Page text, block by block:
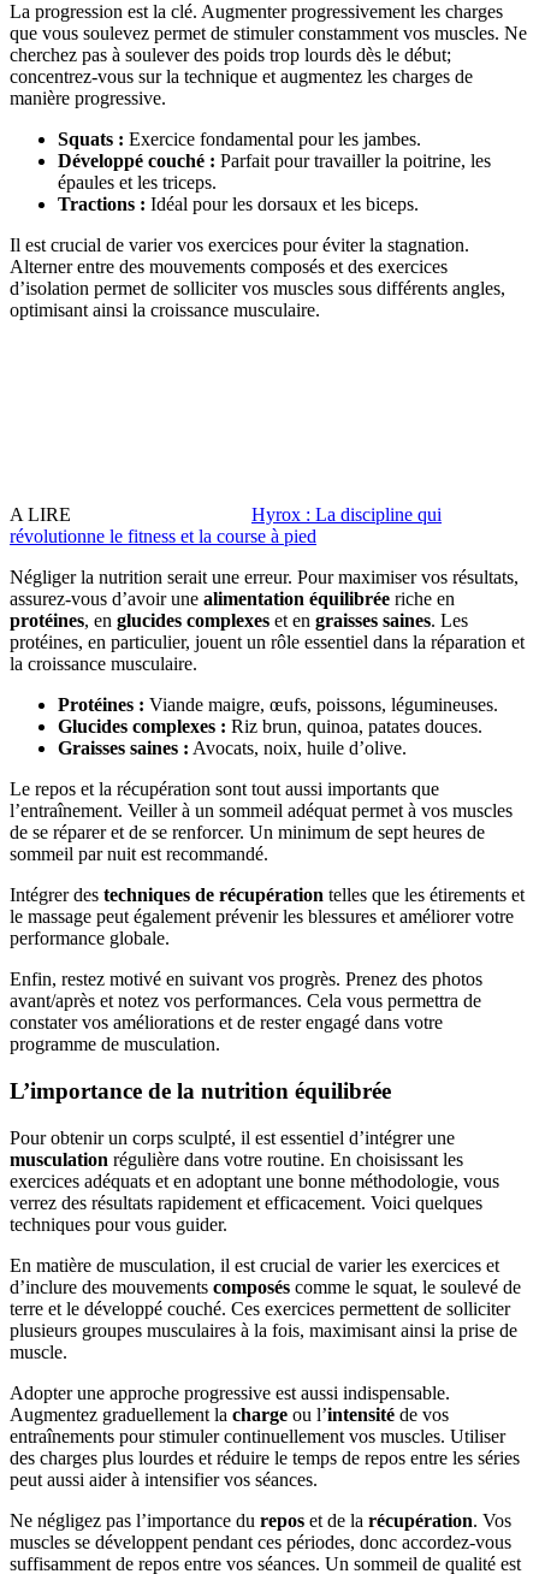
La progression est la clé. Augmenter progressivement les charges
que vous soulevez permet de stimuler constamment vos muscles. Ne
cherchez pas à soulever des poids trop lourds dès le début;
concentrez-vous sur la technique et augmentez les charges de
manière progressive.
Squats : Exercice fondamental pour les jambes.
Développé couché : Parfait pour travailler la poitrine, les
épaules et les triceps.
Tractions : Idéal pour les dorsaux et les biceps.
Il est crucial de varier vos exercices pour éviter la stagnation.
Alterner entre des mouvements composés et des exercices
d’isolation permet de solliciter vos muscles sous différents angles,
optimisant ainsi la croissance musculaire.
A LIRE
Hyrox : La discipline qui
révolutionne le fitness et la course à pied
Négliger la nutrition serait une erreur. Pour maximiser vos résultats,
assurez-vous d’avoir une alimentation équilibrée riche en
protéines, en glucides complexes et en graisses saines. Les
protéines, en particulier, jouent un rôle essentiel dans la réparation et
la croissance musculaire.
Protéines : Viande maigre, œufs, poissons, légumineuses.
Glucides complexes : Riz brun, quinoa, patates douces.
Graisses saines : Avocats, noix, huile d’olive.
Le repos et la récupération sont tout aussi importants que
l’entraînement. Veiller à un sommeil adéquat permet à vos muscles
de se réparer et de se renforcer. Un minimum de sept heures de
sommeil par nuit est recommandé.
Intégrer des techniques de récupération telles que les étirements et
le massage peut également prévenir les blessures et améliorer votre
performance globale.
Enfin, restez motivé en suivant vos progrès. Prenez des photos
avant/après et notez vos performances. Cela vous permettra de
constater vos améliorations et de rester engagé dans votre
programme de musculation.
L’importance de la nutrition équilibrée
Pour obtenir un corps sculpté, il est essentiel d’intégrer une
musculation régulière dans votre routine. En choisissant les
exercices adéquats et en adoptant une bonne méthodologie, vous
verrez des résultats rapidement et efficacement. Voici quelques
techniques pour vous guider.
En matière de musculation, il est crucial de varier les exercices et
d’inclure des mouvements composés comme le squat, le soulevé de
terre et le développé couché. Ces exercices permettent de solliciter
plusieurs groupes musculaires à la fois, maximisant ainsi la prise de
muscle.
Adopter une approche progressive est aussi indispensable.
Augmentez graduellement la charge ou l’intensité de vos
entraînements pour stimuler continuellement vos muscles. Utiliser
des charges plus lourdes et réduire le temps de repos entre les séries
peut aussi aider à intensifier vos séances.
Ne négligez pas l’importance du repos et de la récupération. Vos
muscles se développent pendant ces périodes, donc accordez-vous
suffisamment de repos entre vos séances. Un sommeil de qualité est